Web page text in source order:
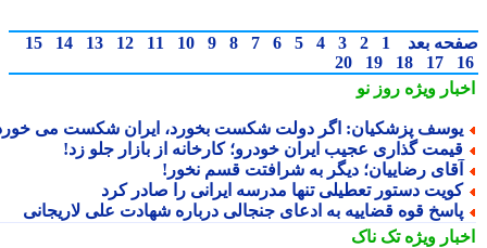
بعد 1
2
3
4
5
6
7
8
9
10
11
12
13
14
15
17
18
19
20
ویژهروز نو
پزشکیان: اگر دولت شکست بخورد، ایران شکست می خورد
گذاری عجیب ایران خودرو؛ کارخانه از بازار جلو زد!
رضاییان؛ دیگر به شرافتت قسم نخور!
دستور تعطیلی تنها مدرسه ایرانی را صادر کرد
قوه قضاییه به ادعای جنجالی درباره شهادت علی لاریجانی
ویژهتک ناک